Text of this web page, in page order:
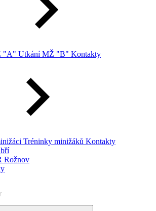
"A" Utkání MŽ "B" Kontakty
Tréninky minižáků Kontakty
Rožnov